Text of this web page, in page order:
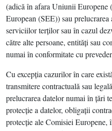
(adică în afara Uniunii
European (SEE)) sau
serviciilor terţilor sau în cazul
către alte persoane, entităţi sau
numai în conformitate cu
Cu excepţia cazurilor în care
transmitere contractuală sau
prelucrarea datelor numai în ţări
protecţie a datelor, obligaţii
protecţie ale Comisiei Europene,